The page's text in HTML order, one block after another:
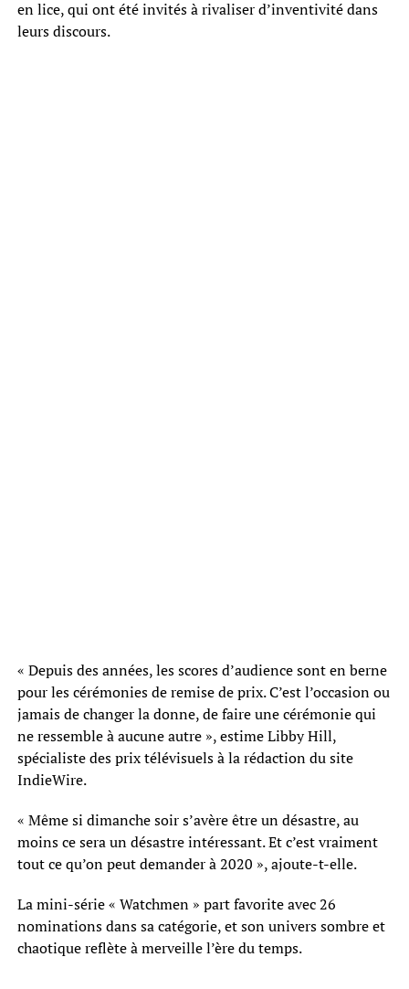
en lice, qui ont été invités à rivaliser d’inventivité dans
leurs discours.
« Depuis des années, les scores d’audience sont en berne
pour les cérémonies de remise de prix. C’est l’occasion ou
jamais de changer la donne, de faire une cérémonie qui
ne ressemble à aucune autre », estime Libby Hill,
spécialiste des prix télévisuels à la rédaction du site
IndieWire.
« Même si dimanche soir s’avère être un désastre, au
moins ce sera un désastre intéressant. Et c’est vraiment
tout ce qu’on peut demander à 2020 », ajoute-t-elle.
La mini-série « Watchmen » part favorite avec 26
nominations dans sa catégorie, et son univers sombre et
chaotique reflète à merveille l’ère du temps.